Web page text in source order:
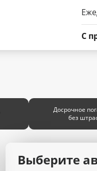
C
Досрочное
без
Выберите